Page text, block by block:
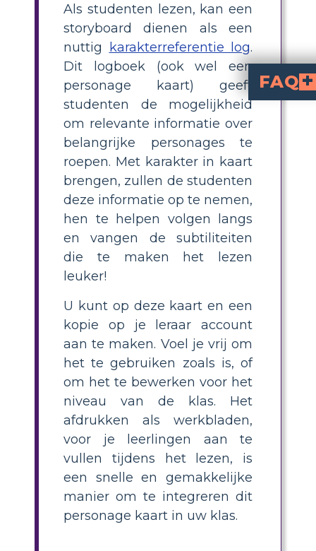
Als studenten lezen, kan een
storyboard dienen als een
nuttig
karakterreferentie log.
Dit logboek (ook wel een
personage kaart) geeft
studenten de mogelijkheid
om relevante informatie over
belangrijke personages te
roepen. Met karakter in kaart
brengen, zullen de studenten
deze informatie op te nemen,
hen te helpen volgen langs
en vangen de subtiliteiten
die te maken het lezen
leuker!
U kunt op deze kaart en een
kopie op je leraar account
aan te maken. Voel je vrij om
het te gebruiken zoals is, of
om het te bewerken voor het
niveau van de klas. Het
afdrukken als werkbladen,
voor je leerlingen aan te
vullen tijdens het lezen, is
een snelle en gemakkelijke
manier om te integreren dit
personage kaart in uw klas.
FAQ